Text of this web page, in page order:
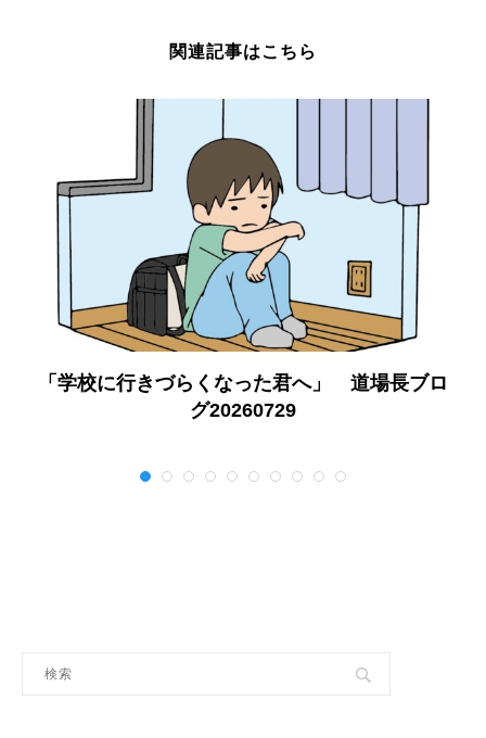
関連記事はこちら
「学校に行きづらくなった君へ」 道場長ブロ
グ20260729